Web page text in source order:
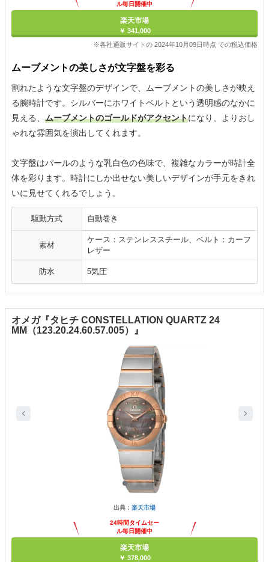
ル毎日開催中
楽天市場
￥ 341,000
※各社通販サイトの 2024年10月09日時点 での税込価格
ムーブメントの美しさが文字盤を彩る
割れたような文字盤のデザインで、ムーブメントの美しさが映え
る腕時計です。シルバーにホワイトベルトという透明感のなかに
見える、 ムーブメントのゴールドがアクセントになり、よりおし
ゃれな雰囲気を演出してくれます。
文字盤はパールのような乳白色の色味で、複雑なカラーが時計全
体を彩ります。時計にしか出せない美しいデザインが手元をきれ
いに見せてくれるでしょう。
駆動方式 自動巻き
素材
ケース：ステンレススチール、ベルト：カーフ
レザー
防水 5気圧
オメガ『タヒチ CONSTELLATION QUARTZ 24
MM（123.20.24.60.57.005）』
出典： 楽天市場
24時間タイムセー
ル毎日開催中
楽天市場
￥ 378,000